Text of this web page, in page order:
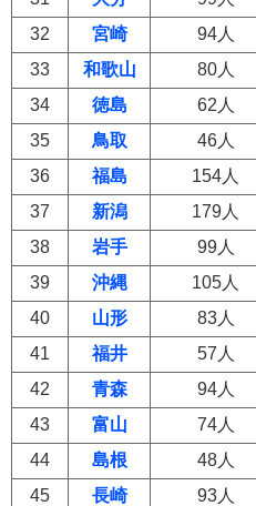
32
宮崎 94人
33
和歌山 80人
34
徳島 62人
35
鳥取 46人
36
福島 154人
37
新潟 179人
38
岩手 99人
39
沖縄 105人
40
山形 83人
41
福井 57人
42
青森 94人
43
富山 74人
44
島根 48人
45
長崎 93人